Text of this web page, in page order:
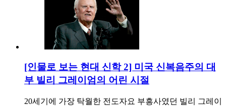
[인물로 보는 현대 신학 2] 미국 신복음주의 대
부 빌리 그레이엄의 어린 시절
20세기에 가장 탁월한 전도자요 부흥사였던 빌리 그레이